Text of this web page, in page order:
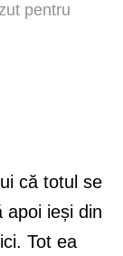
pentru
că totul se
apoi ieși din
Tot ea